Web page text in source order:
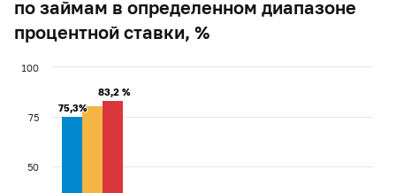
по займам в определенном диапазоне
процентной ставки, %
75,3%
75,3%
83,2 %
83,2 %
50
75
100